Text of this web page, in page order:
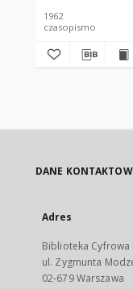
1962
czasopismo
DANE
Adres
Biblioteka
ul. Zygmunta
02-679 Warszawa